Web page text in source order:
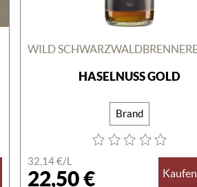
HASELNUSS GOLD
Brand
32,14 €/L
22,50 € Kaufen